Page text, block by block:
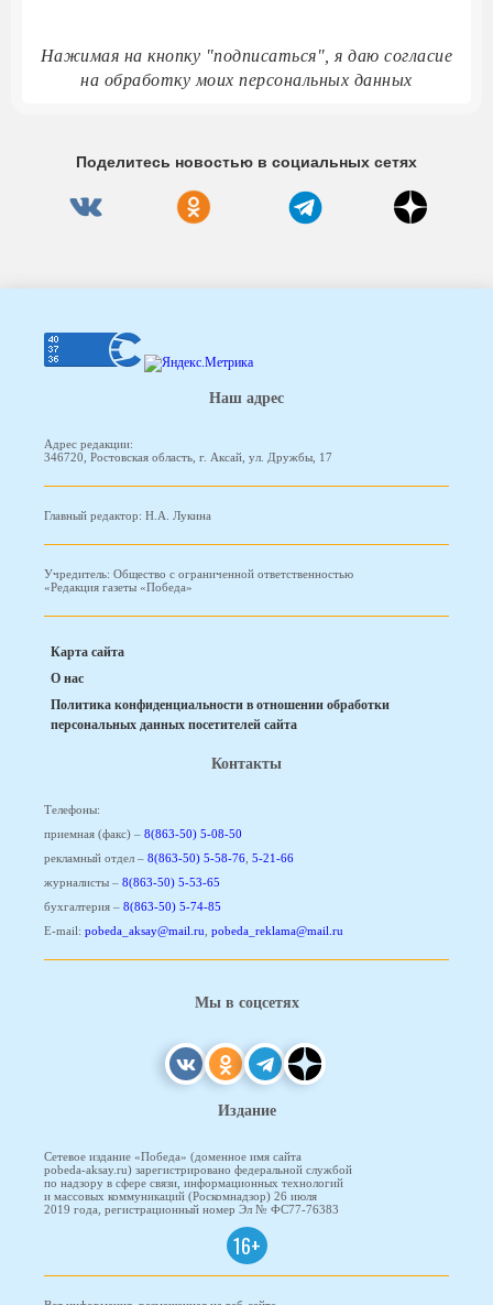
Нажимая на кнопку "подписаться", я даю согласие
на обработку моих персональных данных
Поделитесь новостью в социальных сетях
Наш адрес
Адрес редакции:
346720, Ростовская область, г. Аксай, ул. Дружбы, 17
Главный редактор: Н.А. Лукина
Учредитель: Общество с ограниченной ответственностью
«Редакция газеты «Победа»
Карта сайта
О нас
Политика конфиденциальности в отношении обработки
персональных данных посетителей сайта
Контакты
Телефоны:
приемная (факс) – 8(863-50) 5-08-50
рекламный отдел – 8(863-50) 5-58-76, 5-21-66
журналисты – 8(863-50) 5-53-65
бухгалтерия – 8(863-50) 5-74-85
E-mail: pobeda_aksay@mail.ru, pobeda_reklama@mail.ru
Мы в соцсетях
Издание
Сетевое издание «Победа» (доменное имя сайта
pobeda-aksay.ru) зарегистрировано федеральной службой
по надзору в сфере связи, информационных технологий
и массовых коммуникаций (Роскомнадзор) 26 июля
2019 года, регистрационный номер Эл № ФС77-76383
16+